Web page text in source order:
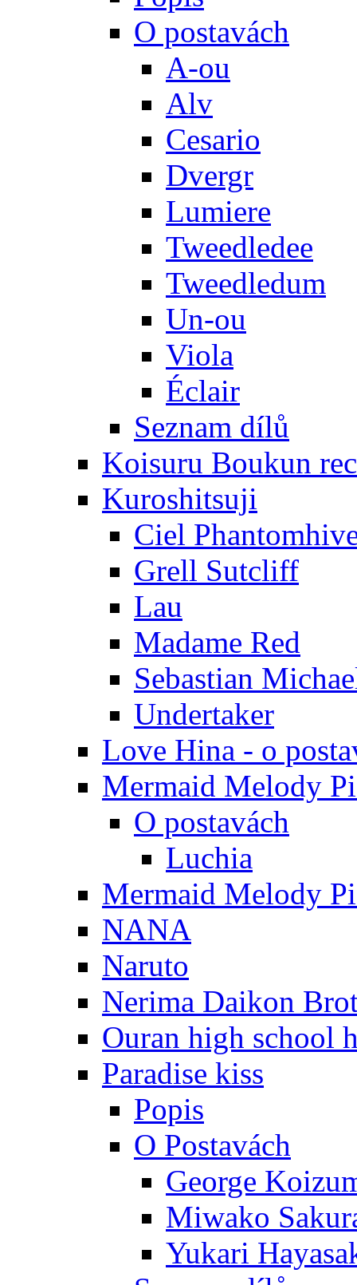
O postavách
A-ou
Alv
Cesario
Dvergr
Lumiere
Tweedledee
Tweedledum
Un-ou
Viola
Éclair
Seznam dílů
Koisuru Boukun
Kuroshitsuji
Ciel
Grell Sutcliff
Lau
Madame Red
Sebastian
Undertaker
Love Hina - o
Mermaid Melody
O postavách
Luchia
Mermaid Melody
NANA
Naruto
Nerima Daikon
Ouran high school
Paradise kiss
Popis
O Postavách
George
Miwako
Yukari